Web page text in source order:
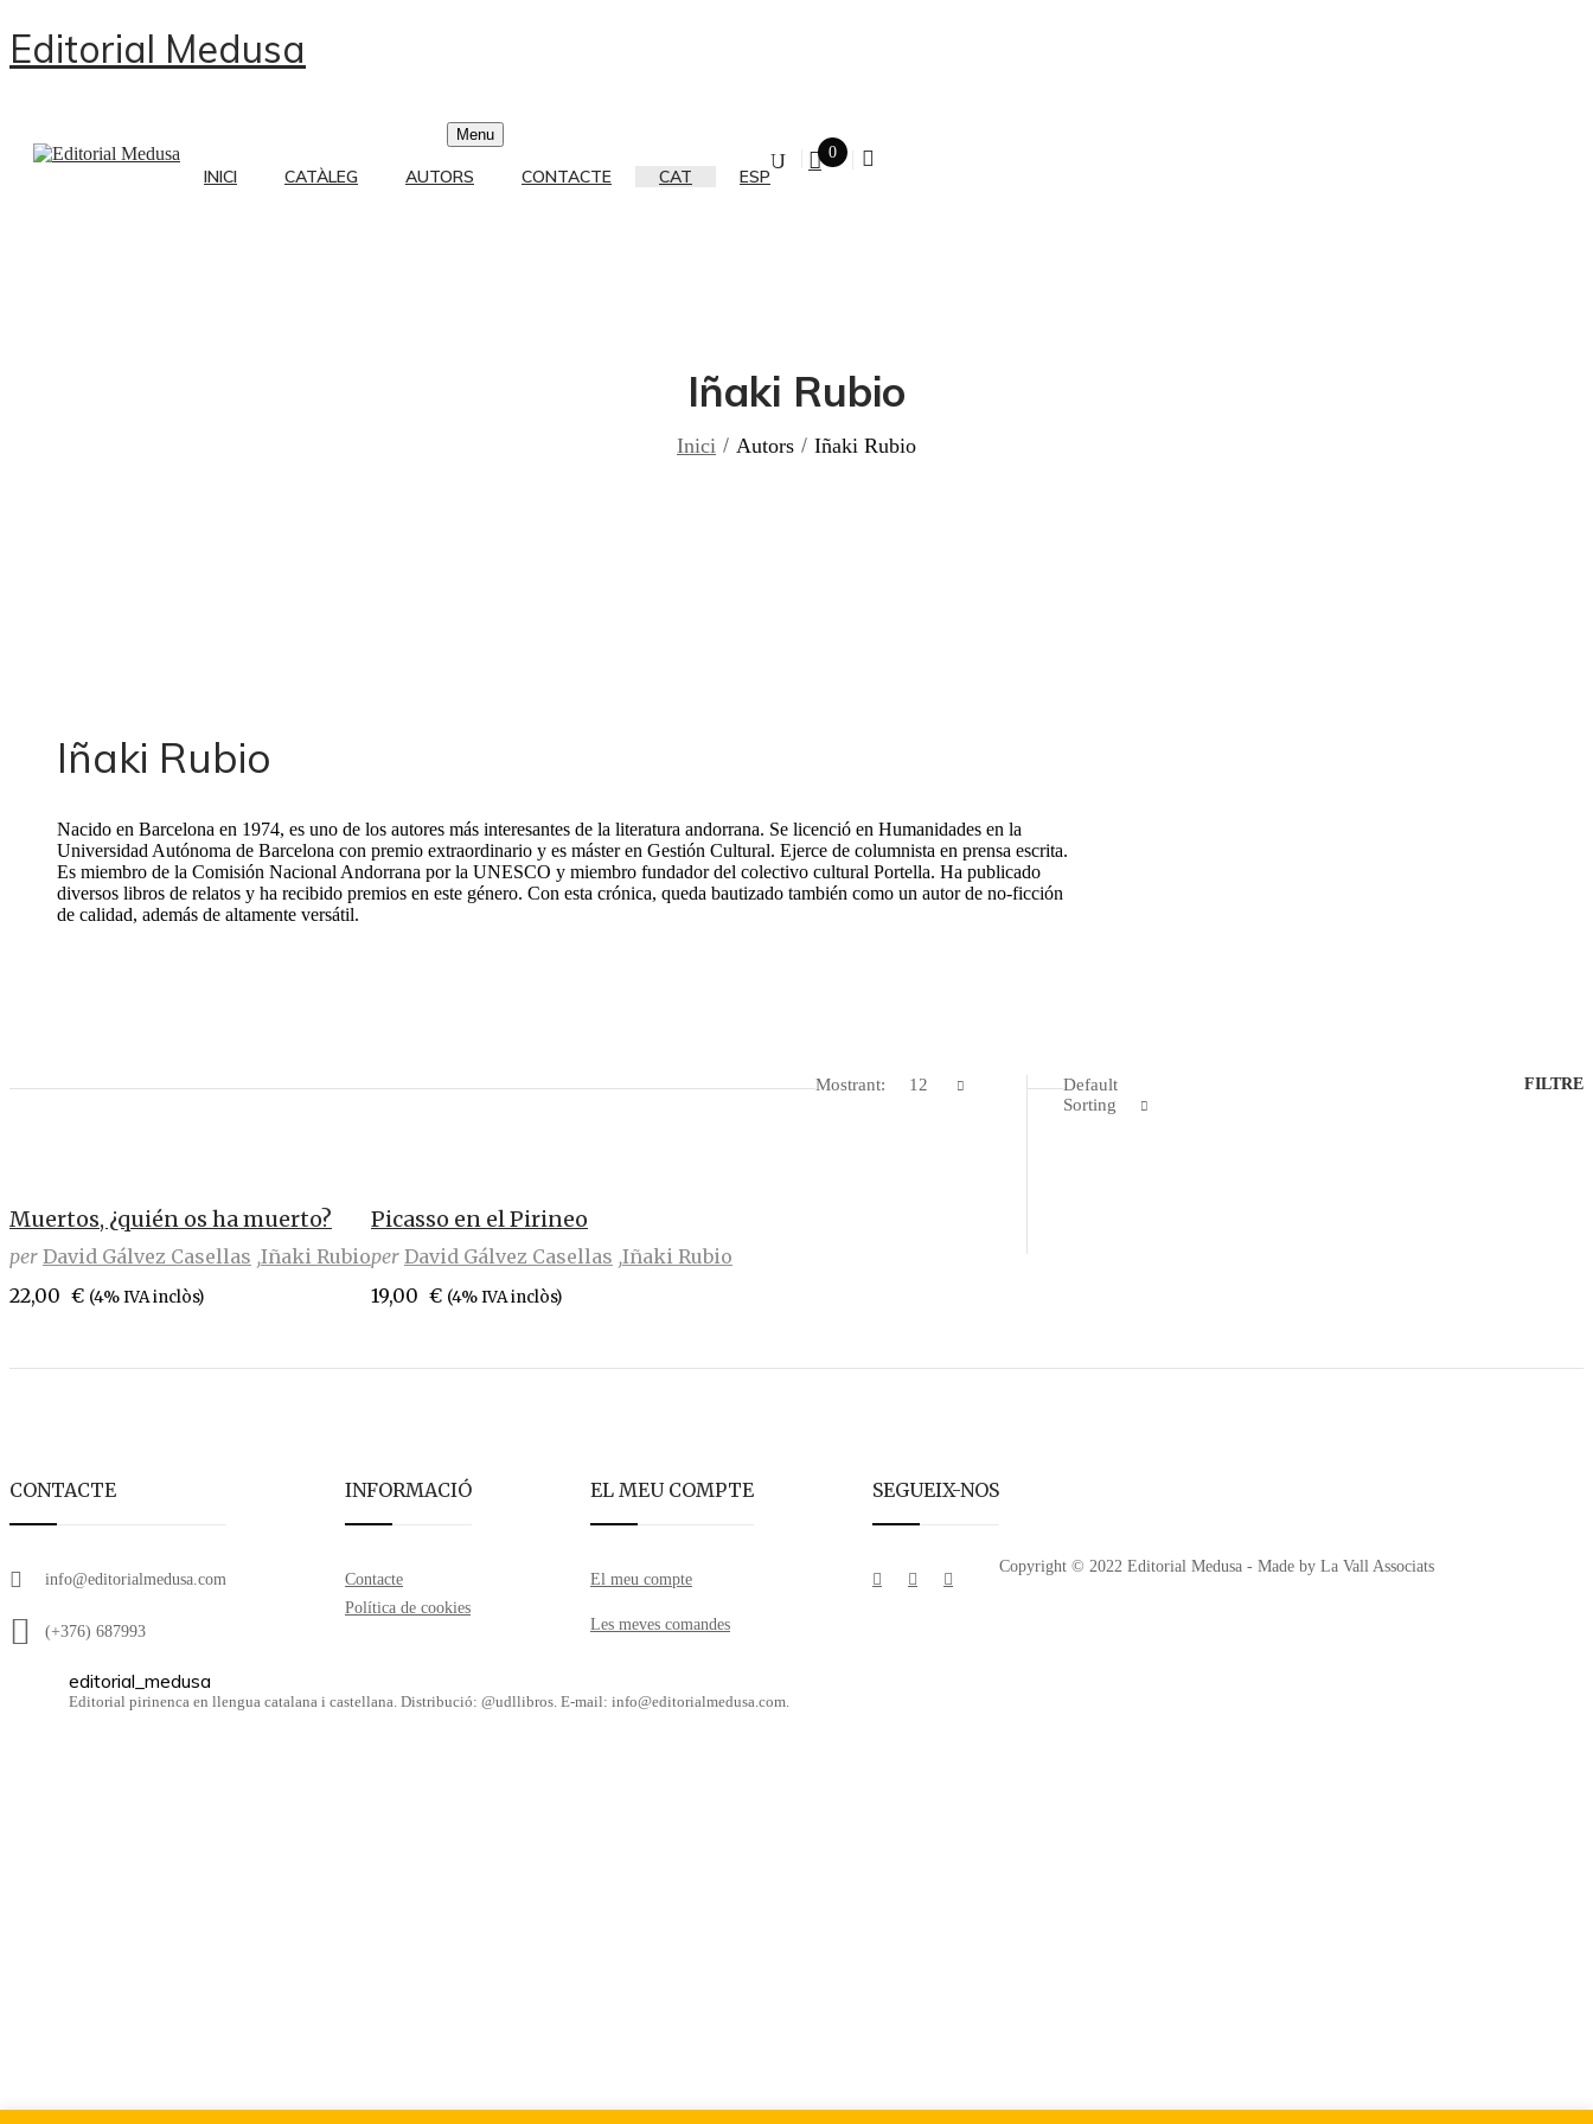
Editorial Medusa
Menu
INICI CATÀLEG AUTORS CONTACTE CAT ESP
0
Iñaki Rubio
Inici Autors Iñaki Rubio
Iñaki Rubio
Nacido en Barcelona en 1974, es uno de los autores más interesantes de la literatura andorrana. Se licenció en Humanidades en la
Universidad Autónoma de Barcelona con premio extraordinario y es máster en Gestión Cultural. Ejerce de columnista en prensa escrita.
Es miembro de la Comisión Nacional Andorrana por la UNESCO y miembro fundador del colectivo cultural Portella. Ha publicado
diversos libros de relatos y ha recibido premios en este género. Con esta crónica, queda bautizado también como un autor de no-ficción
de calidad, además de altamente versátil.
FILTRE
Default
Sorting
Mostrant: 12
Muertos, ¿quién os ha muerto?
per David Gálvez Casellas Iñaki Rubio
22,00 € (4% IVA inclòs)
Picasso en el Pirineo
per David Gálvez Casellas Iñaki Rubio
19,00 € (4% IVA inclòs)
CONTACTE
info@editorialmedusa.com
(+376) 687993
INFORMACIÓ
Contacte
Política de cookies
EL MEU COMPTE
El meu compte
Les meves comandes
SEGUEIX-NOS
Copyright © 2022 Editorial Medusa - Made by La Vall Associats
editorial_medusa
Editorial pirinenca en llengua catalana i castellana. Distribució: @udllibros. E-mail: info@editorialmedusa.com.